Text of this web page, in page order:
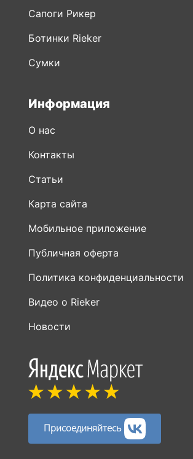
Сумки
Контакты
Статьи
Карта сайта
Мобильное приложение
Публичная оферта
Политика конфиденциальности
Видео о Rieker
Новости
Присоединяйтесь
Способы оплаты: